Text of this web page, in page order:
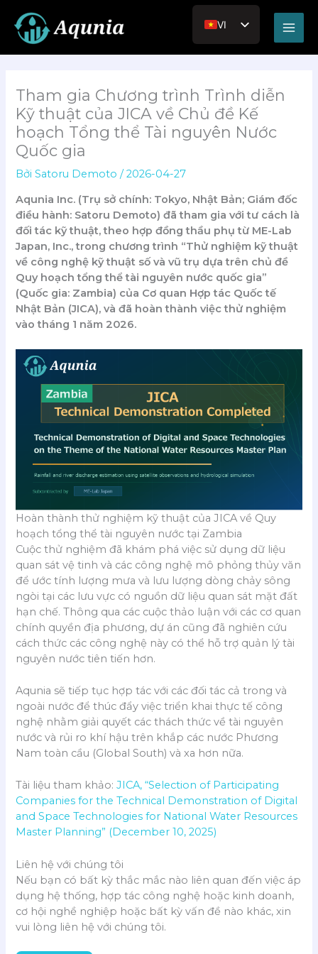
dung
VI
EN_US
RU
Main
Tham gia Chương trình Trình diễn
Kỹ thuật của JICA về Chủ đề Kế
hoạch Tổng thể Tài nguyên Nước
Quốc gia
BởiSatoru Demoto/2026-04-27
Aqunia Inc. (Trụ sở chính: Tokyo, Nhật Bản; Giám đốc
điều hành: Satoru Demoto) đã tham gia với tư cách là
đối tác kỹ thuật, theo hợp đồng thầu phụ từ ME-Lab
Japan, Inc., trong chương trình “Thử nghiệm kỹ thuật
về công nghệ kỹ thuật số và vũ trụ dựa trên chủ đề
Quy hoạch tổng thể tài nguyên nước quốc gia”
(Quốc gia: Zambia) của Cơ quan Hợp tác Quốc tế
Nhật Bản (JICA), và đã hoàn thành việc thử nghiệm
vào tháng 1 năm 2026.
Hoàn thành thử nghiệm kỹ thuật của JICA về Quy
hoạch tổng thể tài nguyên nước tại Zambia
Cuộc thử nghiệm đã khám phá việc sử dụng dữ liệu
quan sát vệ tinh và các công nghệ mô phỏng thủy văn
để ước tính lượng mưa và lưu lượng dòng chảy sông
ngòi tại các lưu vực có nguồn dữ liệu quan sát mặt đất
hạn chế. Thông qua các cuộc thảo luận với các cơ quan
chính quyền địa phương, dự án cũng đã nghiên cứu
cách thức các công nghệ này có thể hỗ trợ quản lý tài
nguyên nước tiên tiến hơn.
Aqunia sẽ tiếp tục hợp tác với các đối tác cả trong và
ngoài nước để thúc đẩy việc triển khai thực tế công
nghệ nhằm giải quyết các thách thức về tài nguyên
nước và rủi ro khí hậu trên khắp các nước Phương
Nam toàn cầu (Global South) và xa hơn nữa.
Tài liệu tham khảo:JICA, “Selection of Participating
Companies for the Technical Demonstration of Digital
and Space Technologies for National Water Resources
Master Planning” (December 10, 2025)
Liên hệ với chúng tôi
Nếu bạn có bất kỳ thắc mắc nào liên quan đến việc áp
dụng hệ thống, hợp tác công nghệ hoặc kinh doanh,
cơ hội nghề nghiệp hoặc bất kỳ vấn đề nào khác, xin
vui lòng liên hệ với chúng tôi.